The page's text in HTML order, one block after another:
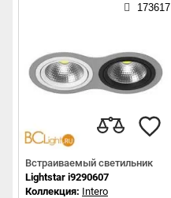
173617
Встраиваемый светильник
Lightstar i9290607
Коллекция: Intero